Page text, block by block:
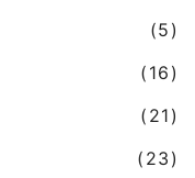
(5)
(16)
(21)
(23)